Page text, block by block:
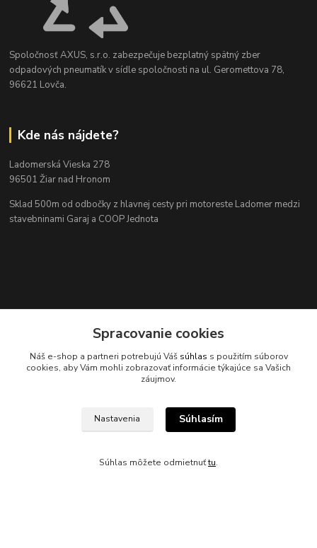
Spoločnosť AXUS, s.r.o. zabezpečuje bezplatný spätný zber
odpadových pneumatík v sídle spoločnosti na ul. Geromettova 78,
96621 Lovča.
Kde nás nájdete?
Ladomerská Vieska 278
96501 Žiar nad Hronom
Sklad 500m od odbočky z hlavnej cesty pri motoreste Ladomer medzi
stavebninami Garaj a COOP Jednota
Kontakty
Spracovanie cookies
Náš e-shop a partneri potrebujú Váš súhlas s použitím súborov
cookies, aby Vám mohli zobrazovať informácie týkajúce sa Vašich
záujmov.
Nastavenia Súhlasím
Súhlas môžete odmietnuťtu.